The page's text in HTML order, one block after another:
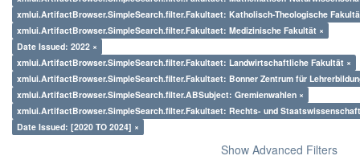
xmlui.ArtifactBrowser.SimpleSearch.filter.Fakultaet: Katholisch-Theologische
xmlui.ArtifactBrowser.SimpleSearch.filter.Fakultaet: Medizinische Fakultät ×
Date Issued: 2022 ×
xmlui.ArtifactBrowser.SimpleSearch.filter.Fakultaet: Landwirtschaftliche Fakultät ×
xmlui.ArtifactBrowser.SimpleSearch.filter.Fakultaet: Bonner Zentrum für
xmlui.ArtifactBrowser.SimpleSearch.filter.ABSubject: Gremienwahlen ×
xmlui.ArtifactBrowser.SimpleSearch.filter.Fakultaet: Rechts- und
Date Issued: [2020 TO 2024] ×
Show Advanced Filters